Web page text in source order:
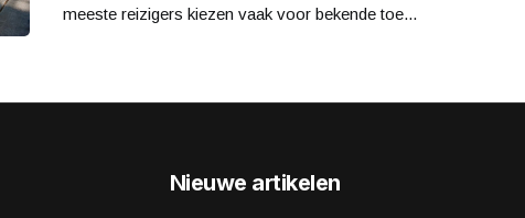
meeste reizigers kiezen vaak voor bekende toe...
Nieuwe artikelen